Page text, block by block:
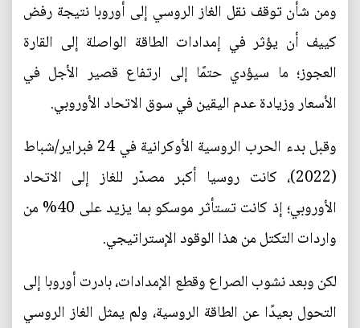
ومن شأن توقف نقل الغاز الروسي إلى أوروبا نتيجة رفض
كييف أن يؤثر في إمدادات الطاقة الواصلة إلى القارة
العجوز؛ ما سيؤدي حتمًا إلى ارتفاع قصير الأجل في
الأسعار وزيادة عدم اليقين في سوق الاتحاد الأوروبي.
وقبل بدء الحرب الروسية الأوكرانية في 24 فبراير/شباط
(2022)، كانت روسيا أكبر مصدّر للغاز إلى الاتحاد
الأوروبي؛ إذ كانت تستأثر موسكو بما يزيد على 40% من
واردات التكتل من هذا الوقود الإستراتيجي.
لكن وبعد نشوب الصراع وقطع الإمدادات، بادرت أوروبا إلى
التحول بعيدًا عن الطاقة الروسية، ولم يمثل الغاز الروسي